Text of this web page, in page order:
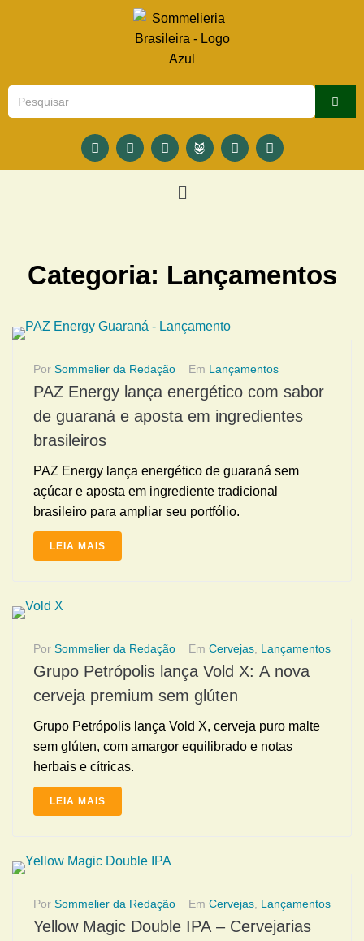
Categoria: Lançamentos
Por Sommelier da Redação Em Lançamentos
PAZ Energy lança energético com sabor
de guaraná e aposta em ingredientes
brasileiros
PAZ Energy lança energético de guaraná sem
açúcar e aposta em ingrediente tradicional
brasileiro para ampliar seu portfólio.
LEIA MAIS
Por Sommelier da Redação Em Cervejas, Lançamentos
Grupo Petrópolis lança Vold X: A nova
cerveja premium sem glúten
Grupo Petrópolis lança Vold X, cerveja puro malte
sem glúten, com amargor equilibrado e notas
herbais e cítricas.
LEIA MAIS
Por Sommelier da Redação Em Cervejas Lançamentos
Yellow Magic Double IPA – Cervejarias